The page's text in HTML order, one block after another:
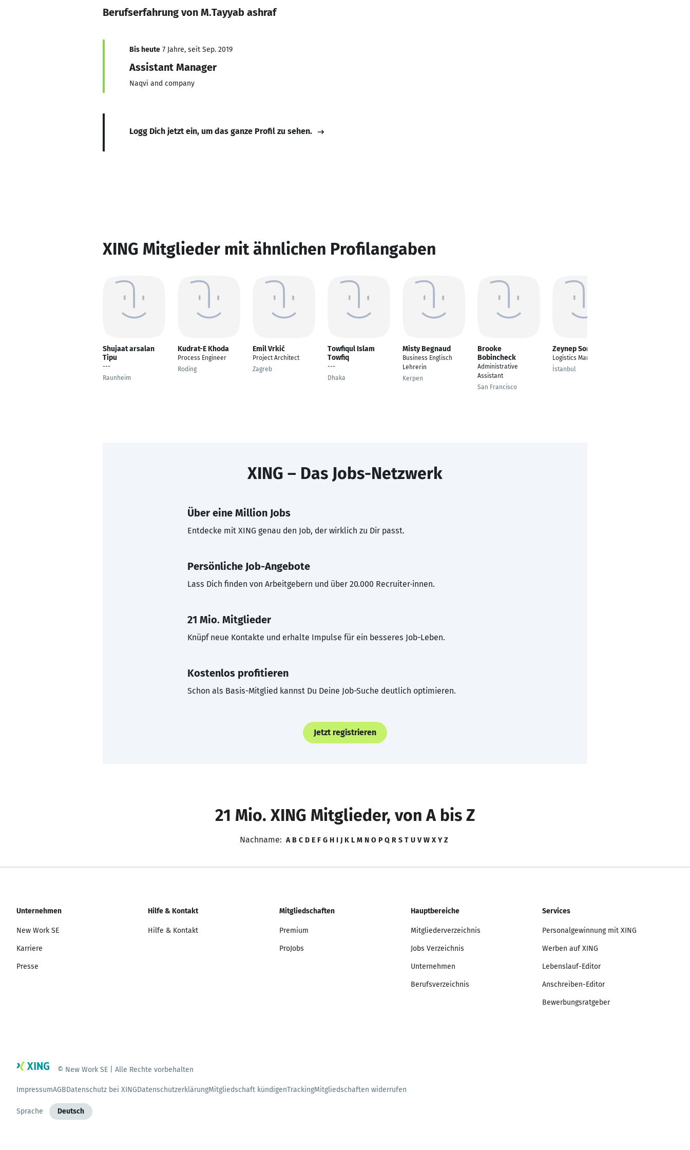
Berufserfahrung von M.Tayyab ashraf
Bis heute 7 Jahre, seit Sep. 2019
Assistant Manager
Naqvi and company
Logg Dich jetzt ein, um das ganze Profil zu sehen.
XING Mitglieder mit ähnlichen Profilangaben
Shujaat arsalan
Tipu
---
Raunheim
Kudrat-E Khoda
Process Engineer
Roding
Emil Vrkić
Project Architect
Zagreb
Towfiqul Islam
Towfiq
---
Dhaka
Misty Begnaud
Business Englisch
Lehrerin
Kerpen
Brooke
Bobincheck
Administrative
Assistant
San Francisco
Zeynep Son
Logistics Manager
İstanbul
XING – Das Jobs-Netzwerk
Über eine Million Jobs
Entdecke mit XING genau den Job, der wirklich zu Dir passt.
Persönliche Job-Angebote
Lass Dich finden von Arbeitgebern und über 20.000 Recruiter·innen.
21 Mio. Mitglieder
Knüpf neue Kontakte und erhalte Impulse für ein besseres Job-Leben.
Kostenlos profitieren
Schon als Basis-Mitglied kannst Du Deine Job-Suche deutlich optimieren.
Jetzt registrieren
21 Mio. XING Mitglieder, von A bis Z
Nachname: A B C D E F G H I J K L M N O P Q R S T U V W X Y Z
Unternehmen
New Work SE
Karriere
Presse
Hilfe & Kontakt
Hilfe & Kontakt
Mitgliedschaften
Premium
ProJobs
Hauptbereiche
Mitgliederverzeichnis
Jobs Verzeichnis
Unternehmen
Berufsverzeichnis
Services
Personalgewinnung mit XING
Werben auf XING
Lebenslauf-Editor
Anschreiben-Editor
Bewerbungsratgeber
© New Work SE | Alle Rechte vorbehalten
ImpressumAGBDatenschutz bei XINGDatenschutzerklärungMitgliedschaft kündigenTrackingMitgliedschaften widerrufen
Sprache Deutsch